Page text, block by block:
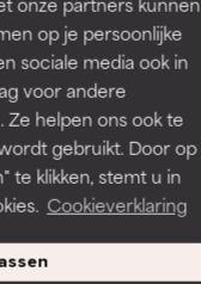
op je persoonlijke
sociale media ook in
voor andere
helpen ons ook te
gebruikt. Door op
te klikken, stemt u in
Cookieverklaring